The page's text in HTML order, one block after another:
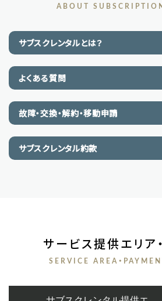
ABOUT
サブスクレンタルとは？
よくある質問
故障・交換・解約・移動申請
サブスクレンタル約款
サービス提供エリア
SERVICE AREA・